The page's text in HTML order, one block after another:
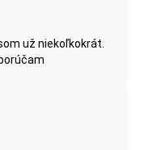
už niekoľkokrát.